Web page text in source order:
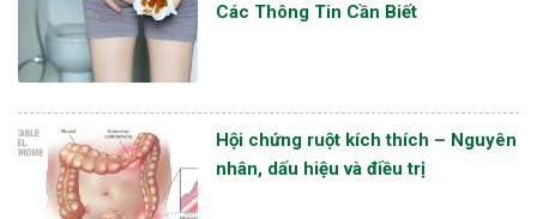
Các Thông Tin Cần Biết
Hội chứng ruột kích thích – Nguyên
nhân, dấu hiệu và điều trị